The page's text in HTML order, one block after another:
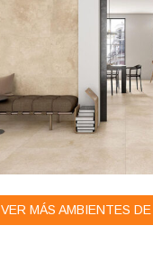
VER MÁS AMBIENTES